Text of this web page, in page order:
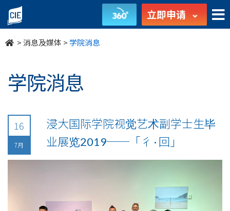
undefined 立即申请
>消息及媒体 >学院消息
学院消息
16
7月
浸大国际学院视觉艺术副学士生毕
业展览2019──「彳 · 回」